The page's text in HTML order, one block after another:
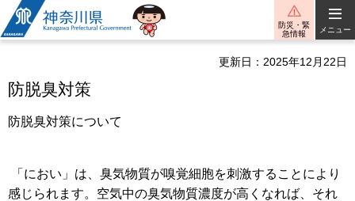
神奈川県
防災・緊
急情報
メニュー
更新日：2025年12月22日
防脱臭対策
防脱臭対策について
「におい」は、臭気物質が嗅覚細胞を刺激することにより
感じられます。空気中の臭気物質濃度が高くなれば、それ